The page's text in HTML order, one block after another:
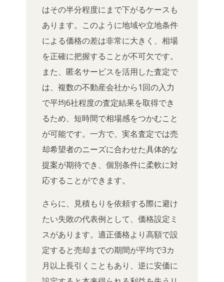
はその半分程度にまで下がるケースも
あります。このように地域や立地条件
による価格の差は非常に大きく、相場
を正確に把握することが不可欠です。
また、匿名サービスを活用した査定で
は、複数の不動産会社から1回の入力
で平均6社程度の査定結果を取得でき
るため、短時間で相場感をつかむこと
が可能です。一方で、実名査定では売
却希望者のニーズに合わせた具体的な
提案が期待でき、個別条件に柔軟に対
応することができます。
さらに、見積もりを依頼する際に避け
たい失敗の代表例として、価格設定ミ
スがあります。適正価格より高額で設
定すると売却までの期間が平均で3カ
月以上長引くこともあり、逆に安価に